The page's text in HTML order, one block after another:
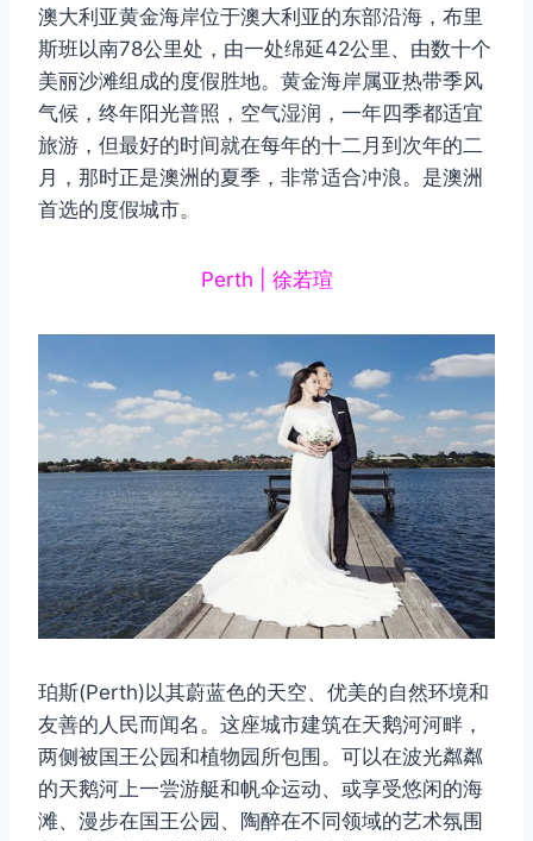
澳大利亚黄金海岸位于澳大利亚的东部沿海，布里
斯班以南78公里处，由一处绵延42公里、由数十个
美丽沙滩组成的度假胜地。黄金海岸属亚热带季风
气候，终年阳光普照，空气湿润，一年四季都适宜
旅游，但最好的时间就在每年的十二月到次年的二
月，那时正是澳洲的夏季，非常适合冲浪。是澳洲
首选的度假城市。
Perth | 徐若瑄
珀斯(Perth)以其蔚蓝色的天空、优美的自然环境和
友善的人民而闻名。这座城市建筑在天鹅河河畔，
两侧被国王公园和植物园所包围。可以在波光粼粼
的天鹅河上一尝游艇和帆伞运动、或享受悠闲的海
滩、漫步在国王公园、陶醉在不同领域的艺术氛围